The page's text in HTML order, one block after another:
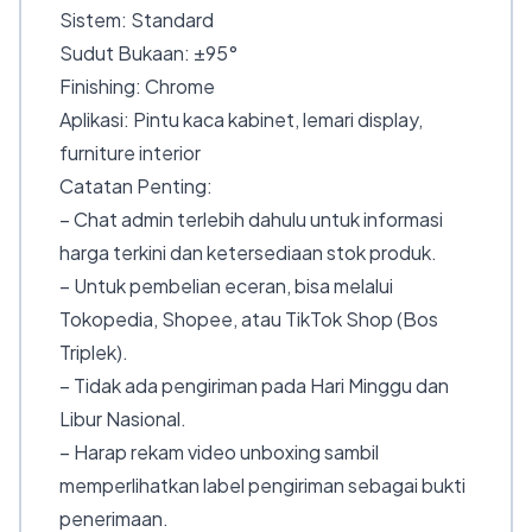
Sistem: Standard
Sudut Bukaan: ±95°
Finishing: Chrome
Aplikasi: Pintu kaca kabinet, lemari display,
furniture interior
Catatan Penting:
– Chat admin terlebih dahulu untuk informasi
harga terkini dan ketersediaan stok produk.
– Untuk pembelian eceran, bisa melalui
Tokopedia, Shopee, atau TikTok Shop (Bos
Triplek).
– Tidak ada pengiriman pada Hari Minggu dan
Libur Nasional.
– Harap rekam video unboxing sambil
memperlihatkan label pengiriman sebagai bukti
penerimaan.